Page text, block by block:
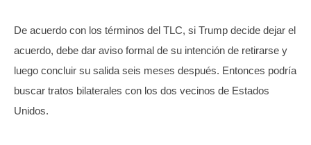
De acuerdo con los términos del TLC, si Trump decide dejar el
acuerdo, debe dar aviso formal de su intención de retirarse y
luego concluir su salida seis meses después. Entonces podría
buscar tratos bilaterales con los dos vecinos de Estados
Unidos.